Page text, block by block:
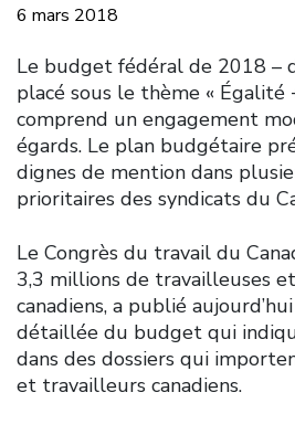
6 mars 2018
Le budget fédéral de 2018 –
placé sous le thème « Égalité
comprend un engagement
égards. Le plan budgétaire
dignes de mention dans
prioritaires des syndicats du
Le Congrès du travail du
3,3 millions de travailleuses
canadiens, a publié
détaillée du budget qui
dans des dossiers qui
et travailleurs canadiens.